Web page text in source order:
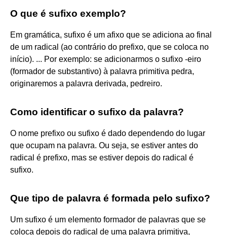
O que é sufixo exemplo?
Em gramática, sufixo é um afixo que se adiciona ao final
de um radical (ao contrário do prefixo, que se coloca no
início). ... Por exemplo: se adicionarmos o sufixo -eiro
(formador de substantivo) à palavra primitiva pedra,
originaremos a palavra derivada, pedreiro.
Como identificar o sufixo da palavra?
O nome prefixo ou sufixo é dado dependendo do lugar
que ocupam na palavra. Ou seja, se estiver antes do
radical é prefixo, mas se estiver depois do radical é
sufixo.
Que tipo de palavra é formada pelo sufixo?
Um sufixo é um elemento formador de palavras que se
coloca depois do radical de uma palavra primitiva,